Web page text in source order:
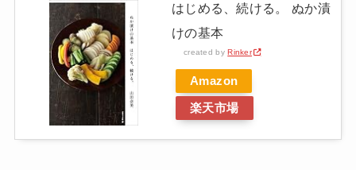
はじめる、続ける。 ぬか漬
けの基本
created byRinker
Amazon
楽天市場